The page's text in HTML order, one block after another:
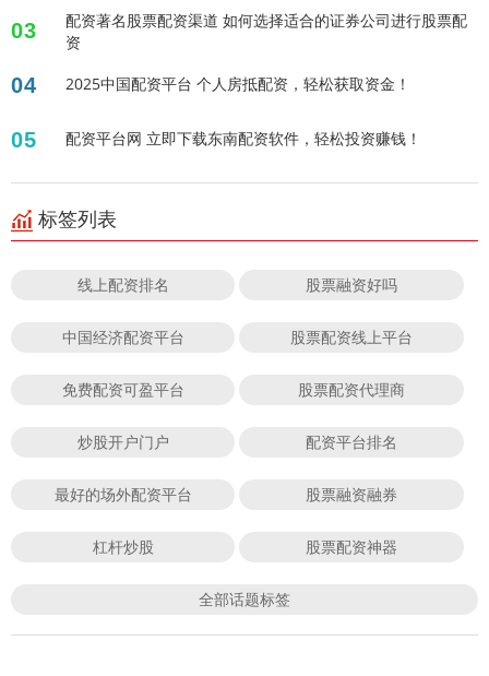
03
配资著名股票配资渠道 如何选择适合的证券公司进行股票配
资
04 2025中国配资平台 个人房抵配资，轻松获取资金！
05 配资平台网 立即下载东南配资软件，轻松投资赚钱！
标签列表
线上配资排名 股票融资好吗
中国经济配资平台 股票配资线上平台
免费配资可盈平台 股票配资代理商
炒股开户门户 配资平台排名
最好的场外配资平台 股票融资融券
杠杆炒股 股票配资神器
全部话题标签